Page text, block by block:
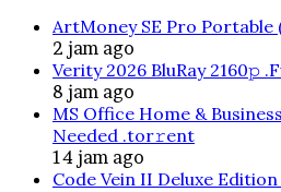
ArtMoney SE Pro Portable
2 jam ago
Verity 2026 BluRay 2160𝚙
8 jam ago
MS Office Home &
Needed .tоr𝚛еnt
14 jam ago
Code Vein II Deluxe